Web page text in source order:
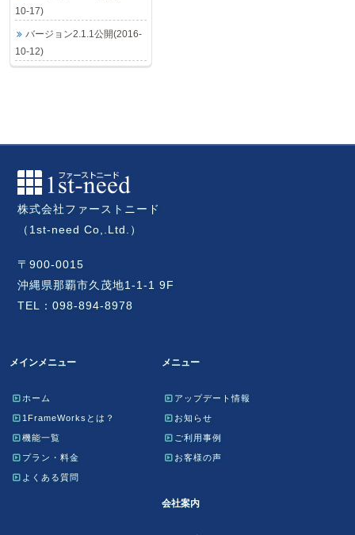
10-17)
バージョン2.1.1公開(2016-
10-12)
株式会社ファーストニード
（1st-need Co,.Ltd.）
〒900-0015
沖縄県那覇市久茂地1-1-1 9F
TEL：098-894-8978
メインメニュー
ホーム
1FrameWorksとは？
機能一覧
プラン・料金
よくある質問
メニュー
アップデート情報
お知らせ
ご利用事例
お客様の声
会社案内